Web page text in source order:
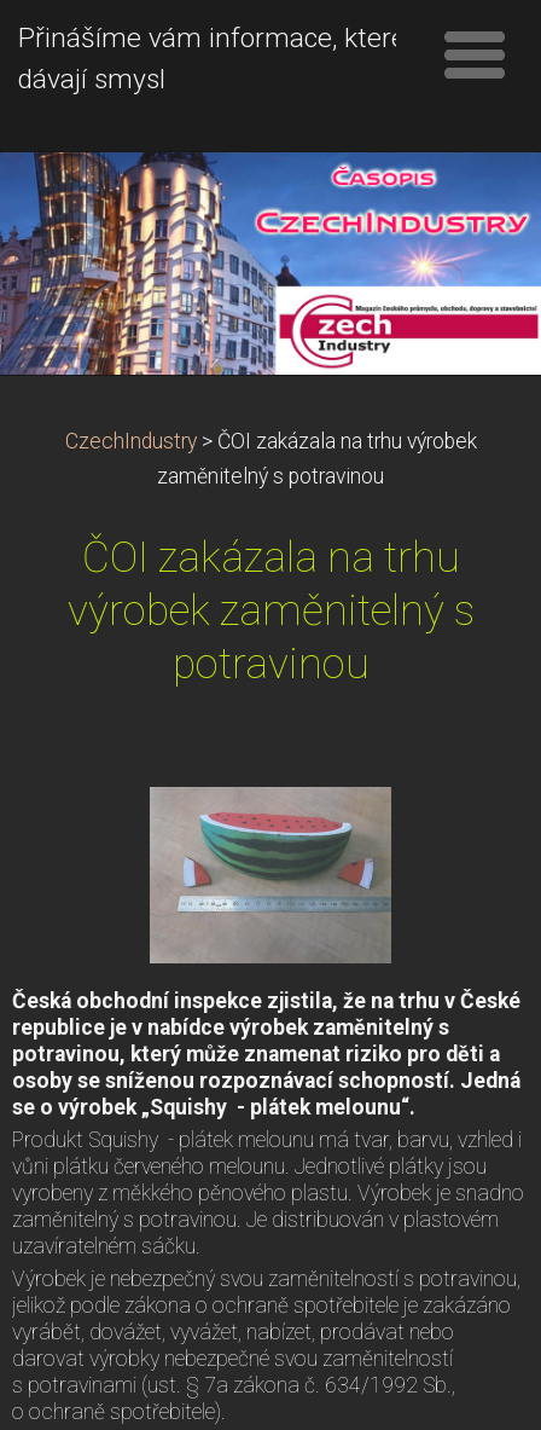
Přinášíme vám informace, které
dávají smysl
CzechIndustry > ČOI zakázala na trhu výrobek
zaměnitelný s potravinou
ČOI zakázala na trhu
výrobek zaměnitelný s
potravinou
Česká obchodní inspekce zjistila, že na trhu v České
republice je v nabídce výrobek zaměnitelný s
potravinou, který může znamenat riziko pro děti a
osoby se sníženou rozpoznávací schopností. Jedná
se o výrobek „Squishy - plátek melounu“.
Produkt Squishy - plátek melounu má tvar, barvu, vzhled i
vůni plátku červeného melounu. Jednotlivé plátky jsou
vyrobeny z měkkého pěnového plastu. Výrobek je snadno
zaměnitelný s potravinou. Je distribuován v plastovém
uzavíratelném sáčku.
Výrobek je nebezpečný svou zaměnitelností s potravinou,
jelikož podle zákona o ochraně spotřebitele je zakázáno
vyrábět, dovážet, vyvážet, nabízet, prodávat nebo
darovat výrobky nebezpečné svou zaměnitelností
s potravinami (ust. § 7a zákona č. 634/1992 Sb.,
o ochraně spotřebitele).